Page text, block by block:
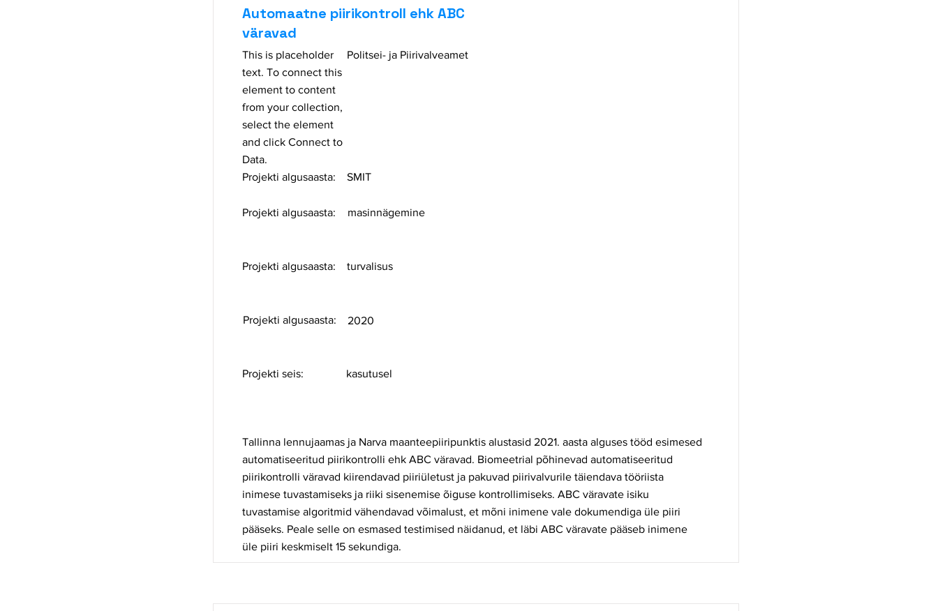
Automaatne piirikontroll ehk ABC
väravad
This is placeholder
text. To connect this
element to content
from your collection,
select the element
and click Connect to
Data.
Politsei- ja Piirivalveamet
Projekti algusaasta: SMIT
Projekti algusaasta: masinnägemine
Projekti algusaasta: turvalisus
Projekti algusaasta: 2020
Projekti seis: kasutusel
Tallinna lennujaamas ja Narva maanteepiiripunktis alustasid 2021. aasta alguses tööd esimesed
automatiseeritud piirikontrolli ehk ABC väravad. Biomeetrial põhinevad automatiseeritud
piirikontrolli väravad kiirendavad piiriületust ja pakuvad piirivalvurile täiendava tööriista
inimese tuvastamiseks ja riiki sisenemise õiguse kontrollimiseks. ABC väravate isiku
tuvastamise algoritmid vähendavad võimalust, et mõni inimene vale dokumendiga üle piiri
pääseks. Peale selle on esmased testimised näidanud, et läbi ABC väravate pääseb inimene
üle piiri keskmiselt 15 sekundiga.